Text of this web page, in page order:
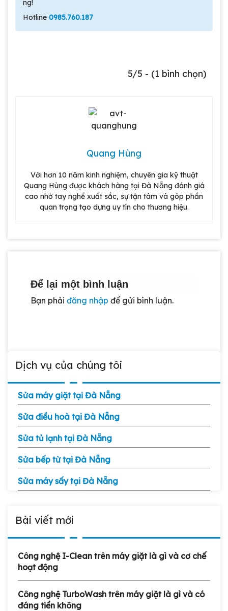
ng!
Hotline 0985.760.187
5/5 - (1 bình chọn)
Quang Hùng
Với hơn 10 năm kinh nghiệm, chuyên gia kỹ thuật
Quang Hùng được khách hàng tại Đà Nẵng đánh giá
cao nhờ tay nghề xuất sắc, sự tận tâm và góp phần
quan trọng tạo dựng uy tín cho thương hiệu.
Để lại một bình luận
Bạn phải đăng nhập để gửi bình luận.
Dịch vụ của chúng tôi
Sửa máy giặt tại Đà Nẵng
Sửa điều hoà tại Đà Nẵng
Sửa tủ lạnh tại Đà Nẵng
Sửa bếp từ tại Đà Nẵng
Sửa máy sấy tại Đà Nẵng
Bài viết mới
Công nghệ I-Clean trên máy giặt là gì và cơ chế
hoạt động
Công nghệ TurboWash trên máy giặt là gì và có
đáng tiền không